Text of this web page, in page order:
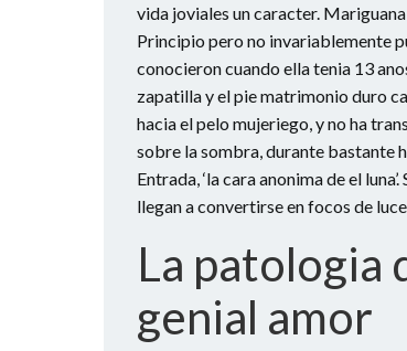
vida joviales un caracter.
Principio pero no invariablemente
conocieron cuando ella tenia 13
zapatilla y el pie matrimonio duro
hacia el pelo mujeriego, y no ha
sobre la sombra, durante bastante
Entrada, ‘la cara anonima de el
llegan a convertirse en focos de
La patologi­a
genial amor